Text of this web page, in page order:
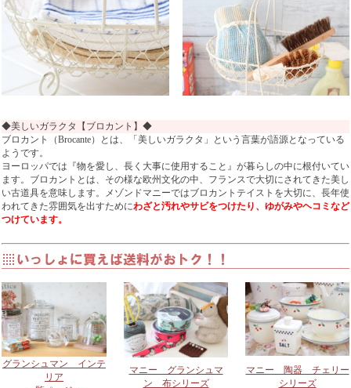
◆美しいガラクタ【ブロカント】◆
ブロカント（Brocante）とは、「美しいガラクタ」という言葉が語源となっている
ようです。
ヨーロッパでは『物を愛し、長く大事に使用すること』が暮らしの中に根付いてい
ます。ブロカントとは、その様な欧州文化の中、フランスで大切にされてきた美し
い古道具を意味します。メゾンドマニーではブロカントテイストを大切に、長年使
われてきた雰囲気を出すためにわざと汚れやサビをつけたり、ゆがみやヘコミなど
つけています。
グランシュマン インテ
リア
マニー グランシュマ
ン 布シリーズ
マニー 陶器 チェリー
シリーズ